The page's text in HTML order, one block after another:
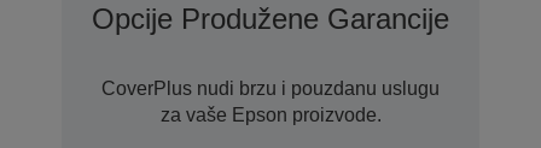
Opcije Produžene Garancije Uz
CoverPlus nudi brzu i pouzdanu uslugu
za vaše Epson proizvode.